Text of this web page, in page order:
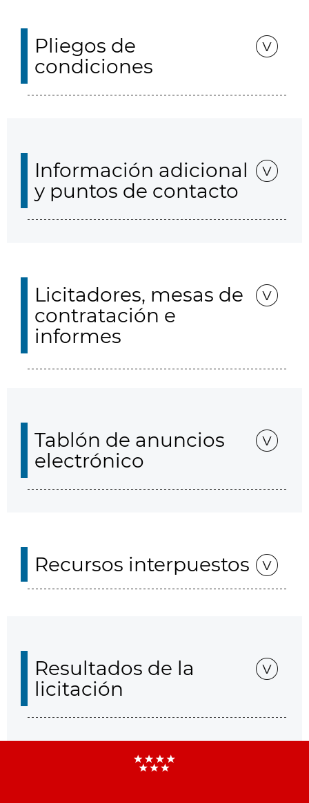
Pliegos de
condiciones
Información adicional
y puntos de contacto
Licitadores, mesas de
contratación e
informes
Tablón de anuncios
electrónico
Recursos interpuestos
Resultados de la
licitación